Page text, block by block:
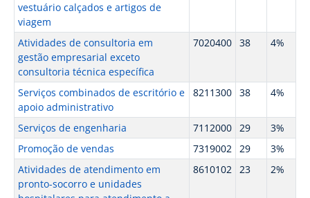
vestuário calçados e artigos de
viagem
Atividades de consultoria em
gestão empresarial exceto
consultoria técnica específica
7020400 38 4%
Serviços combinados de escritório e
apoio administrativo
8211300 38 4%
Serviços de engenharia 7112000 29
3%
Promoção de vendas
7319002 29
3%
Atividades de atendimento em
pronto-socorro e unidades
8610102 23 2%